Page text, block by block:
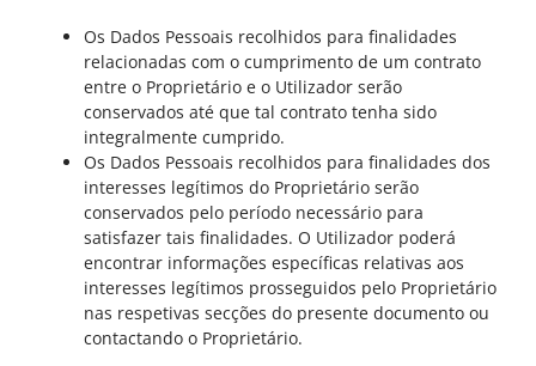
Os Dados Pessoais recolhidos para finalidades
relacionadas com o cumprimento de um contrato
entre o Proprietário e o Utilizador serão
conservados até que tal contrato tenha sido
integralmente cumprido.
Os Dados Pessoais recolhidos para finalidades dos
interesses legítimos do Proprietário serão
conservados pelo período necessário para
satisfazer tais finalidades. O Utilizador poderá
encontrar informações específicas relativas aos
interesses legítimos prosseguidos pelo Proprietário
nas respetivas secções do presente documento ou
contactando o Proprietário.